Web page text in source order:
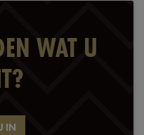
WAT U
IN